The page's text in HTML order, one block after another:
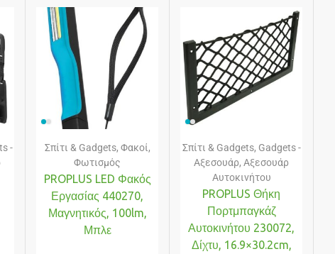
-
Σπίτι & Gadgets, Φακοί,
Φωτισμός
PROPLUS LED Φακός
Εργασίας 440270,
Μαγνητικός, 100lm,
Μπλε
Σπίτι & Gadgets, Gadgets -
Αξεσουάρ,Αξεσουάρ
Αυτοκινήτου
PROPLUS Θήκη
Πορτμπαγκάζ
Αυτοκινήτου 230072,
Δίχτυ, 16.9×30.2cm,